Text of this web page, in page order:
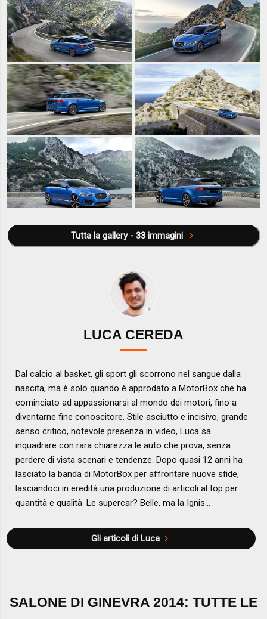
Tutta la gallery - 33 immagini
LUCA CEREDA
Dal calcio al basket, gli sport gli scorrono nel sangue dalla
nascita, ma è solo quando è approdato a MotorBox che ha
cominciato ad appassionarsi al mondo dei motori, fino a
diventarne fine conoscitore. Stile asciutto e incisivo, grande
senso critico, notevole presenza in video, Luca sa
inquadrare con rara chiarezza le auto che prova, senza
perdere di vista scenari e tendenze. Dopo quasi 12 anni ha
lasciato la banda di MotorBox per affrontare nuove sfide,
lasciandoci in eredità una produzione di articoli al top per
quantità e qualità. Le supercar? Belle, ma la Ignis...
Gli articoli di Luca
SALONE DI GINEVRA 2014: TUTTE LE